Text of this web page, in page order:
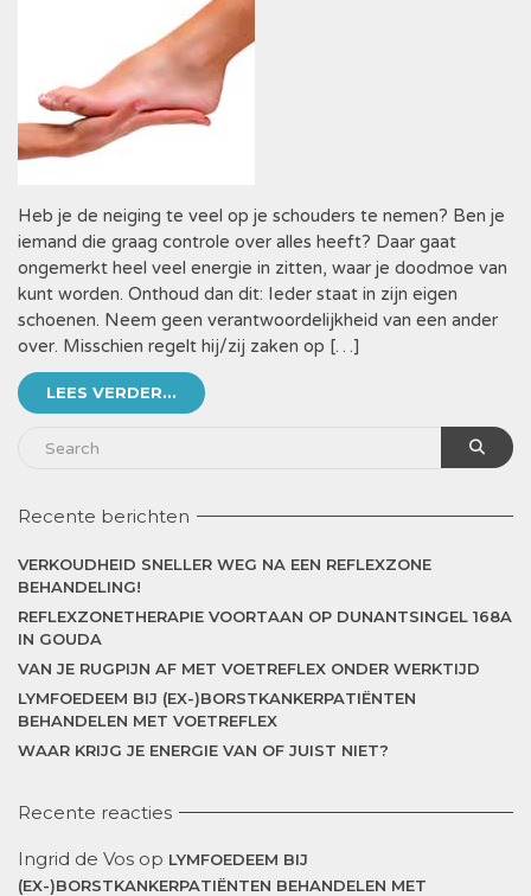
Heb je de neiging te veel op je schouders te nemen? Ben je
iemand die graag controle over alles heeft? Daar gaat
ongemerkt heel veel energie in zitten, waar je doodmoe van
kunt worden. Onthoud dan dit: Ieder staat in zijn eigen
schoenen. Neem geen verantwoordelijkheid van een ander
over. Misschien regelt hij/zij zaken op […]
LEES VERDER...
Recente berichten
VERKOUDHEID SNELLER WEG NA EEN REFLEXZONE
BEHANDELING!
REFLEXZONETHERAPIE VOORTAAN OP DUNANTSINGEL 168A
IN GOUDA
VAN JE RUGPIJN AF MET VOETREFLEX ONDER WERKTIJD
LYMFOEDEEM BIJ (EX-)BORSTKANKERPATIËNTEN
BEHANDELEN MET VOETREFLEX
WAAR KRIJG JE ENERGIE VAN OF JUIST NIET?
Recente reacties
Ingrid de Vos op LYMFOEDEEM BIJ
(EX-)BORSTKANKERPATIËNTEN BEHANDELEN MET